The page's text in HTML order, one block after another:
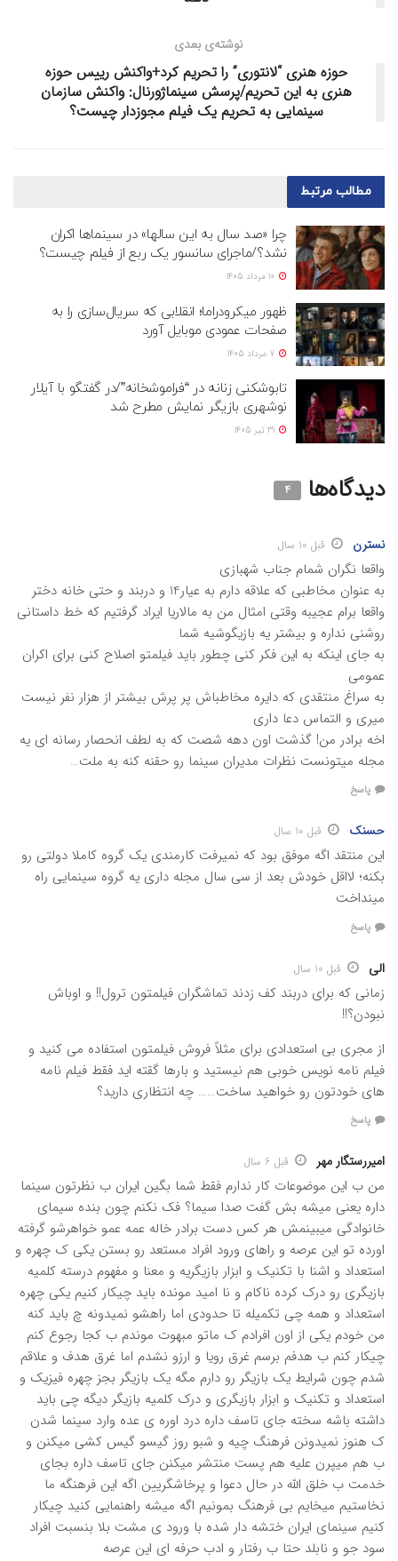
نوشته‌ی بعدی
حوزه هنری “لانتوری” را تحریم کرد+واکنش رییس حوزه
هنری به این تحریم/پرسش سینماژورنال: واکنش سازمان
سینمایی به تحریم یک فیلم مجوزدار چیست؟
مطالب مرتبط
چرا «صد سال به این سالها» در سینماها اکران
نشد؟/ماجرای سانسور یک ربع از فیلم چیست؟
ظهور میکرودراما؛ انقلابی که سریال‌سازی را به
صفحات عمودی موبایل آورد
تابوشکنی زنانه در “فراموشخانه”/در گفتگو با آیلار
نوشهری بازیگر نمایش مطرح شد
دیدگاه‌ها 4
نسترن قبل 10 سال
واقعا نگران شمام جناب شهبازی
به عنوان مخاطبی که علاقه دارم به عیار14 و دربند و حتی خانه دختر
واقعا برام عجیبه وقتی امثال من به مالاریا ایراد گرفتیم که خط داستانی
روشنی نداره و بیشتر یه بازیگوشیه شما
به جای اینکه به این فکر کنی چطور باید فیلمتو اصلاح کنی برای اکران
عمومی
به سراغ منتقدی که دایره مخاطباش پر پرش بیشتر از هزار نفر نیست
میری و التماس دعا داری
اخه برادر من! گذشت اون دهه شصت که به لطف انحصار رسانه ای یه
مجله میتونست نظرات مدیران سینما رو حقنه کنه به ملت…
پاسخ
حسنک قبل 10 سال
این منتقد اگه موفق بود که نمیرفت کارمندی یک گروه کاملا دولتی رو
بکنه؛ لااقل خودش بعد از سی سال مجله داری یه گروه سینمایی راه
مینداخت
پاسخ
الی قبل 10 سال
زمانی که برای دربند کف زدند تماشگران فیلمتون ترول!! و اوباش
نبودن؟!!
از مجری بی استعدادی برای مثلاً فروش فیلمتون استفاده می کنید و
فیلم نامه نویس خوبی هم نیستید و بارها گقته اید فقط فیلم نامه
های خودتون رو خواهید ساخت…… چه انتظاری دارید؟
پاسخ
امیررستگار مهر قبل 6 سال
من ب این موضوعات کار ندارم فقط شما بگین ایران ب نظرتون سینما
داره یعنی میشه بش گفت صدا سیما؟ فک نکنم چون بنده سیمای
خانوادگی میبینمش هر کس دست برادر خاله عمه عمو خواهرشو گرفته
اورده تو این عرصه و راهای ورود افراد مستعد رو بستن یکی ک چهره و
استعداد و اشنا با تکنیک و ابزار بازیگریه و معنا و مفهوم درسته کلمیه
بازیگری رو درک کرده ناکام و نا امید مونده باید چیکار کنیم یکی چهره
استعداد و همه چی تکمیله تا حدودی اما راهشو نمیدونه چ باید کنه
من خودم یکی از اون افرادم ک ماتو مبهوت موندم ب کجا رجوع کنم
چیکار کنم ب هدفم برسم غرق رویا و ارزو نشدم اما غرق هدف و علاقم
شدم چون شرایط یک بازیگر رو دارم مگه یک بازیگر بجز چهره فیزیک و
استعداد و تکنیک و ابزار بازیگری و درک کلمیه بازیگر دیگه چی باید
داشته باشه سخته جای تاسف داره درد اوره ی عده وارد سینما شدن
ک هنوز نمیدونن فرهنگ چیه و شبو روز گیسو گیس کشی میکنن و
ب هم میپرن علیه هم پست منتشر میکنن جای تاسف داره بجای
خدمت ب خلق الله در حال دعوا و پرخاشگریین اگه این فرهنگه ما
نخاستیم میخایم بی فرهنگ بمونیم اگه میشه راهنمایی کنید چیکار
کنیم سینمای ایران ختشه دار شده با ورود ی مشت بلا بنسبت افراد
سود جو و نابلد حتا ب رفتار و ادب حرفه ای این عرصه